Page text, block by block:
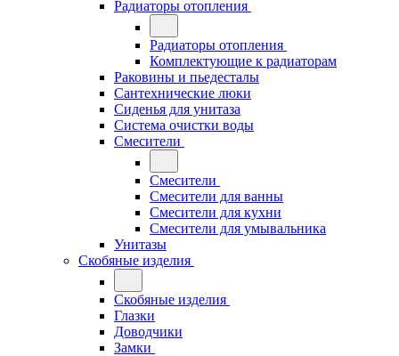
Радиаторы отопления
Радиаторы отопления
Комплектующие к радиаторам
Раковины и пьедесталы
Сантехнические люки
Сиденья для унитаза
Система очистки воды
Смесители
Смесители
Смесители для ванны
Смесители для кухни
Смесители для умывальника
Унитазы
Скобяные изделия
Скобяные изделия
Глазки
Доводчики
Замки